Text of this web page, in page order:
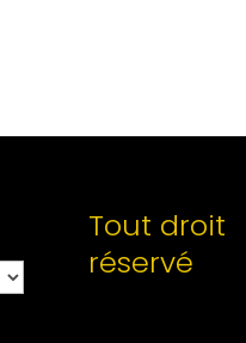
Tout droit
réservé